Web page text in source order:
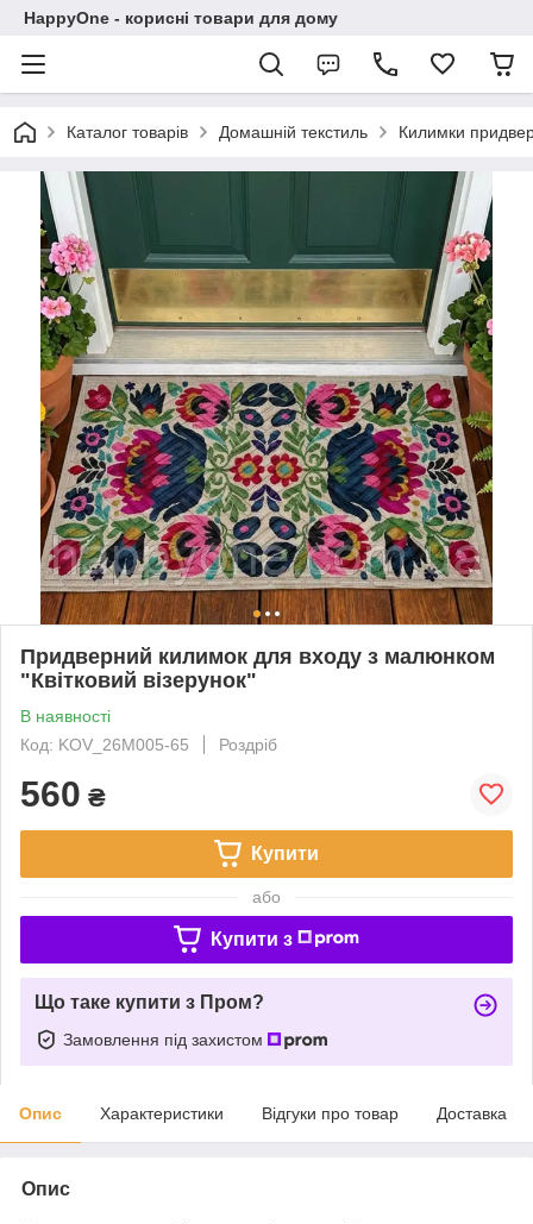
HappyOne - корисні товари для дому
Каталог товарів Домашній текстиль Килимки
Придверний килимок для входу з малюнком
"Квітковий візерунок"
В наявності
Код: KOV_26M005-65
Роздріб
560 ₴
Купити
або
Купити з
Що таке купити з Пром?
Замовлення під захистом
Опис Характеристики Відгуки про товар Доставка
Опис